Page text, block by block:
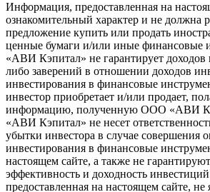
Информация, предоставленная на
ознакомительный характер и не должна
предложение купить или продать
ценные бумаги и/или иные
«АВИ Кэпитал» не гарантирует доходов
либо заверений в отношении доходов
инвестирования в финансовые
инвестор приобретает и/или продает,
информацию, полученную ООО «АВИ
«АВИ Кэпитал» не несет
убытки инвестора в случае совершения
инвестирования в финансовые
настоящем сайте, а также не
эффективность и доходность
предоставленная на настоящем сайте, не